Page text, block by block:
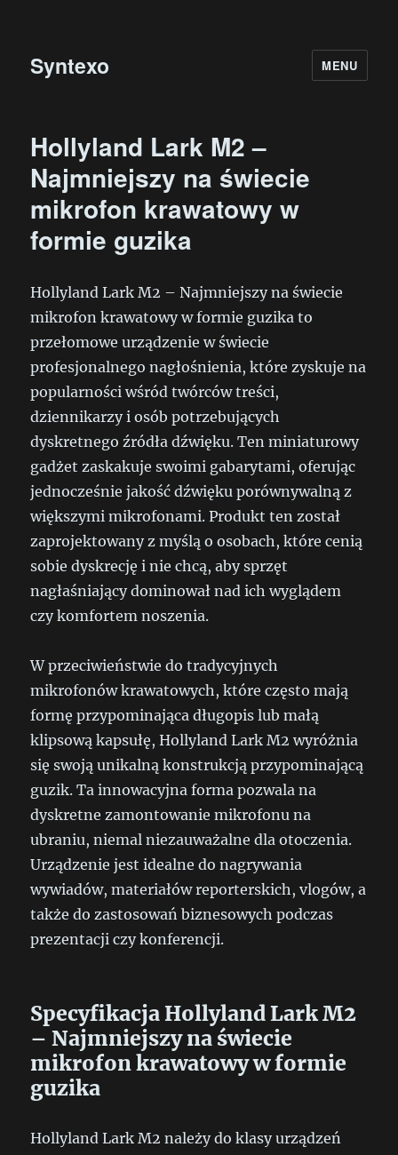
Syntexo MENU
Hollyland Lark M2 –
Najmniejszy na świecie
mikrofon krawatowy w
formie guzika
Hollyland Lark M2 – Najmniejszy na świecie
mikrofon krawatowy w formie guzika to
przełomowe urządzenie w świecie
profesjonalnego nagłośnienia, które zyskuje na
popularności wśród twórców treści,
dziennikarzy i osób potrzebujących
dyskretnego źródła dźwięku. Ten miniaturowy
gadżet zaskakuje swoimi gabarytami, oferując
jednocześnie jakość dźwięku porównywalną z
większymi mikrofonami. Produkt ten został
zaprojektowany z myślą o osobach, które cenią
sobie dyskrecję i nie chcą, aby sprzęt
nagłaśniający dominował nad ich wyglądem
czy komfortem noszenia.
W przeciwieństwie do tradycyjnych
mikrofonów krawatowych, które często mają
formę przypominająca długopis lub małą
klipsową kapsułę, Hollyland Lark M2 wyróżnia
się swoją unikalną konstrukcją przypominającą
guzik. Ta innowacyjna forma pozwala na
dyskretne zamontowanie mikrofonu na
ubraniu, niemal niezauważalne dla otoczenia.
Urządzenie jest idealne do nagrywania
wywiadów, materiałów reporterskich, vlogów, a
także do zastosowań biznesowych podczas
prezentacji czy konferencji.
Specyfikacja Hollyland Lark M2
– Najmniejszy na świecie
mikrofon krawatowy w formie
guzika
Hollyland Lark M2 należy do klasy urządzeń